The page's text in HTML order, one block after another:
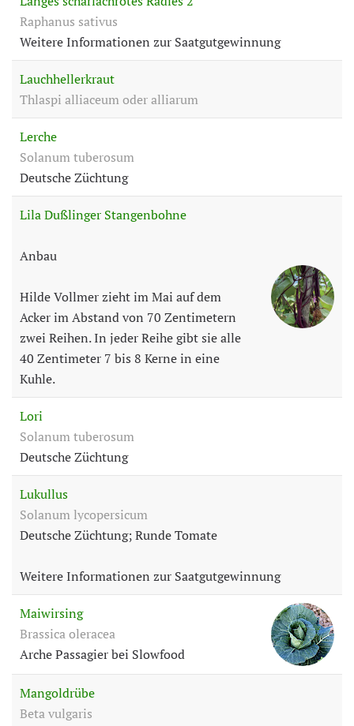
Raphanus sativus
Weitere Informationen zur Saatgutgewinnung
Lauchhellerkraut
Thlaspi alliaceum oder alliarum
Lerche
Solanum tuberosum
Deutsche Züchtung
Lila Dußlinger Stangenbohne
Anbau
Hilde Vollmer zieht im Mai auf dem
Acker im Abstand von 70 Zentimetern
zwei Reihen. In jeder Reihe gibt sie alle
40 Zentimeter 7 bis 8 Kerne in eine
Kuhle.
Lori
Solanum tuberosum
Deutsche Züchtung
Lukullus
Solanum lycopersicum
Deutsche Züchtung; Runde Tomate
Weitere Informationen zur Saatgutgewinnung
Maiwirsing
Brassica oleracea
Arche Passagier bei Slowfood
Mangoldrübe
Beta vulgaris